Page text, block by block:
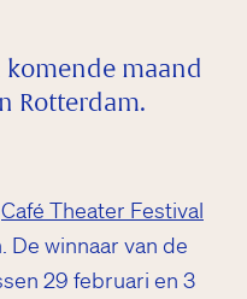
komende maand
Rotterdam.
Café Theater Festival
De winnaar van de
29 februari en 3